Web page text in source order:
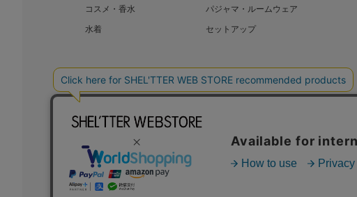
コスメ・香水
パジャマ・ルームウェア
水着
セットアップ
BAROQUE JAPAN LIMITED SHEL’TTER GREEN
COPYRIGHT © BAROQUE JAPAN LIMITED ALL RIGHTS RESERVED.